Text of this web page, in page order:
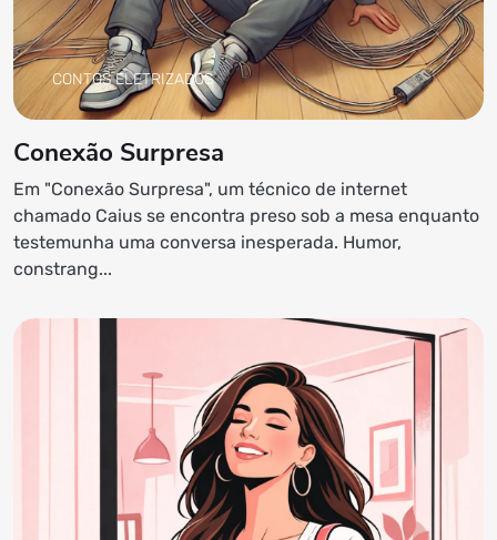
CONTOS ELETRIZADOS
Conexão Surpresa
Em "Conexão Surpresa", um técnico de internet
chamado Caius se encontra preso sob a mesa enquanto
testemunha uma conversa inesperada. Humor,
constrang...